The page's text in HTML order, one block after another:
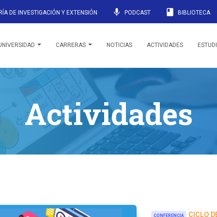
DE INVESTIGACIÓN Y EXTENSIÓN mic PODCAST book BIBLIOTECA
CARRERAS NOTICIAS ACTIVIDADES
Actividades
CONFERENCIA CICLO